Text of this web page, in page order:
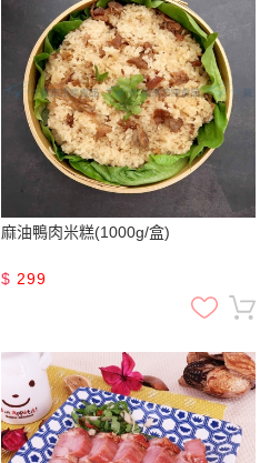
麻油鴨肉米糕(1000g/盒)
$ 299